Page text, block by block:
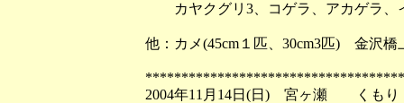
カヤクグリ3、コゲラ、アカゲラ、
他：カメ(45cm１匹、30cm3匹) 金沢
2004年11月14日(日) 宮ヶ瀬 くもり